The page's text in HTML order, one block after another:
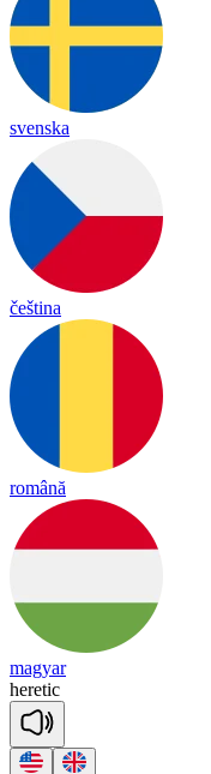
svenska
čeština
română
magyar
heretic